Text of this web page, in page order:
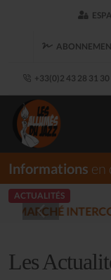
+33(0)2 43 28 31 30
Informations en
ACTUALITÉS
Les